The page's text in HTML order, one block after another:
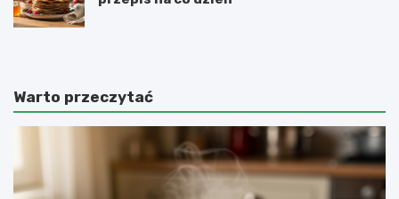
Warto przeczytać